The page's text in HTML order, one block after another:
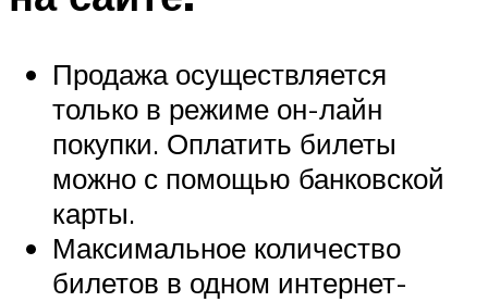
Продажа осуществляется
только в режиме он-лайн
покупки. Оплатить билеты
можно с помощью банковской
карты.
Максимальное количество
билетов в одном интернет-